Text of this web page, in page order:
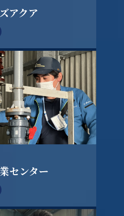
アクア
インタビュー記事を読む
センター